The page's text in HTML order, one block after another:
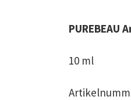
PUREBEAU
10 ml